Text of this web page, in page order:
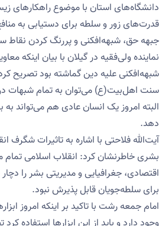
دانشگاه‌های استان با موضوع راهکارهای
قدرت‌های زور و سلطه برای دستیابی به
جبهه حق، شبهه‌افکنی و پررنگ کردن نقاط
نماینده ولی‌فقیه در گیلان با بیان اینکه
شبهه‌افکنی علیه دین گماشته بود تصریح
سنت اهل‌بیت(ع) می‌توان به تمام شبهات
البته امروز یک انسان عادی هم می‌تواند
دهد.
آیت‌الله فلاحتی با اشاره به تاثیرات شگرف
بشری خاطرنشان کرد: انقلاب اسلامی تمام
اقتصادی، جغرافیایی و مدیریتی بشر را
برای سلطه‌جویان قابل پذیرش نبود.
امام جمعه رشت با تاکید بر اینکه امروز